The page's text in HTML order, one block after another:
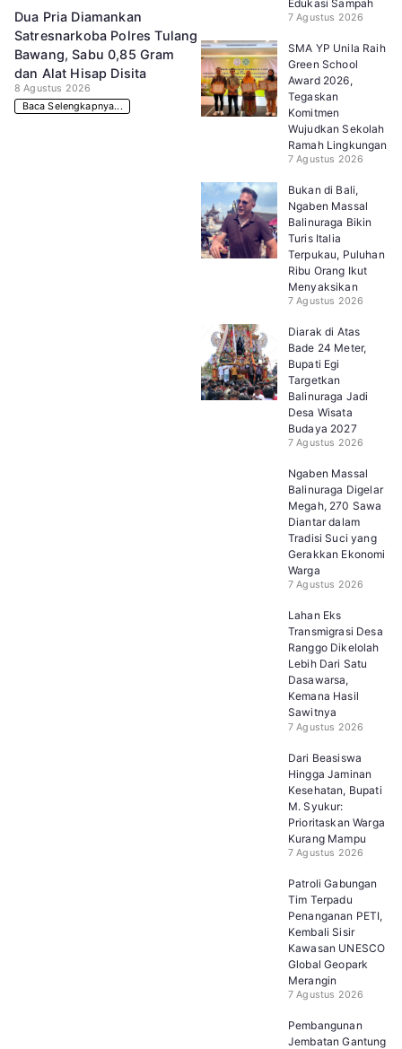
Dua Pria Diamankan
Satresnarkoba Polres Tulang
Bawang, Sabu 0,85 Gram
dan Alat Hisap Disita
8 Agustus 2026
Baca Selengkapnya...
Edukasi Sampah
7 Agustus 2026
SMA YP Unila Raih
Green School
Award 2026,
Tegaskan
Komitmen
Wujudkan Sekolah
Ramah Lingkungan
7 Agustus 2026
Bukan di Bali,
Ngaben Massal
Balinuraga Bikin
Turis Italia
Terpukau, Puluhan
Ribu Orang Ikut
Menyaksikan
7 Agustus 2026
Diarak di Atas
Bade 24 Meter,
Bupati Egi
Targetkan
Balinuraga Jadi
Desa Wisata
Budaya 2027
7 Agustus 2026
Ngaben Massal
Balinuraga Digelar
Megah, 270 Sawa
Diantar dalam
Tradisi Suci yang
Gerakkan Ekonomi
Warga
7 Agustus 2026
Lahan Eks
Transmigrasi Desa
Ranggo Dikelolah
Lebih Dari Satu
Dasawarsa,
Kemana Hasil
Sawitnya
7 Agustus 2026
Dari Beasiswa
Hingga Jaminan
Kesehatan, Bupati
M. Syukur:
Prioritaskan Warga
Kurang Mampu
7 Agustus 2026
Patroli Gabungan
Tim Terpadu
Penanganan PETI,
Kembali Sisir
Kawasan UNESCO
Global Geopark
Merangin
7 Agustus 2026
Pembangunan
Jembatan Gantung